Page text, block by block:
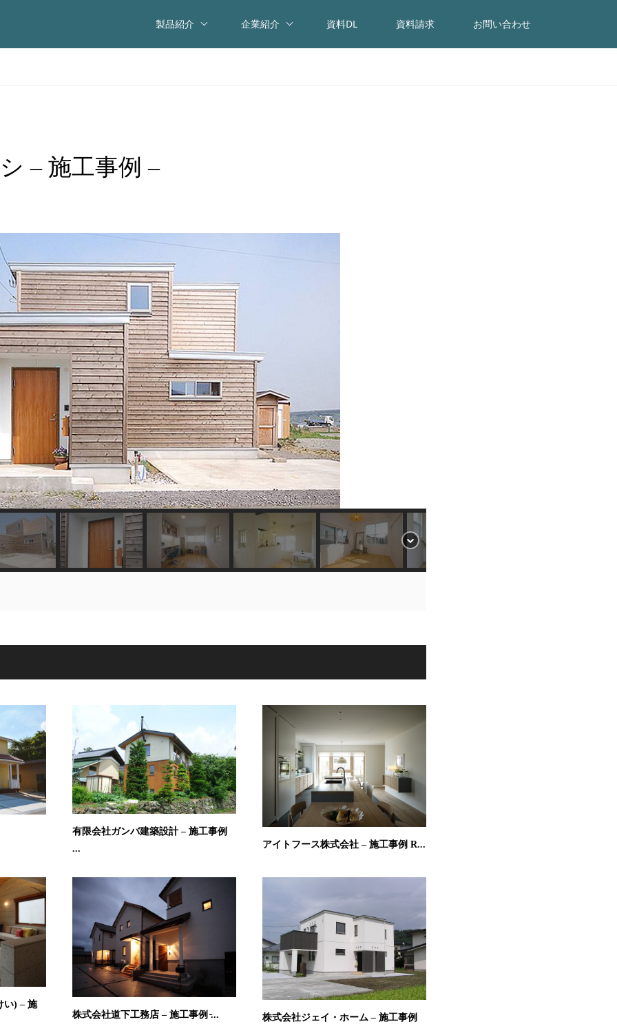
製品紹介 企業紹介 資料DL 資料請求 お問い合わせ
– 施工事例 –
有限会社ガンバ建築設計 – 施工事例
...
アイトフース株式会社 – 施工事例 R...
い) – 施
株式会社道下工務店 – 施工事例 ̵...
株式会社ジェイ・ホーム – 施工事例